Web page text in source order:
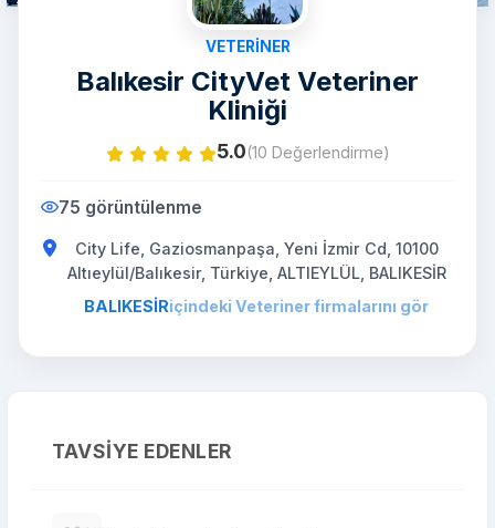
VETERINER
Balıkesir CityVet Veteriner
Kliniği
5.0(10 Değerlendirme)
75 görüntülenme
City Life, Gaziosmanpaşa, Yeni İzmir Cd, 10100
Altıeylül/Balıkesir, Türkiye, ALTIEYLÜL, BALIKESİR
BALIKESİRiçindeki Veteriner firmalarını gör
TAVSIYE EDENLER